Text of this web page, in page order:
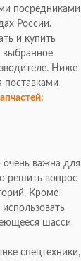
посредниками
России.
и купить
выбранное
Ниже
:
очень важна для
решить вопрос
Кроме
шасси
спецтехники,